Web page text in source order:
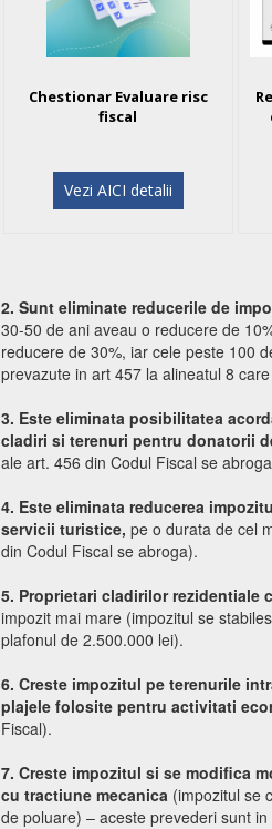
Chestionar Evaluare risc
fiscal
Vezi AICI detalii
2. Sunt eliminate reducerile de
30-50 de ani aveau o reducere de
reducere de 30%, iar cele peste 100
prevazute in art 457 la alineatul 8
3. Este eliminata posibilitatea
cladiri si terenuri pentru donatorii
ale art. 456 din Codul Fiscal se
4. Este eliminata reducerea
servicii turistice, pe o durata de cel
din Codul Fiscal se abroga).
5. Proprietari cladirilor rezidentiale
impozit mai mare (impozitul se
plafonul de 2.500.000 lei).
6. Creste impozitul pe terenurile
plajele folosite pentru activitati
Fiscal).
7. Creste impozitul si se modifica
cu tractiune mecanica (impozitul se
de poluare) – aceste prevederi sunt